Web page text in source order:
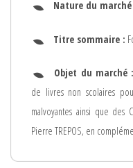
Nature du
Titre sommaire :
Objet du marché :
de livres non scolaires
malvoyantes ainsi que des
Pierre TREPOS, en